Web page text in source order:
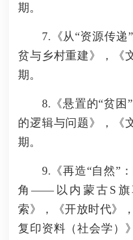
期。
7.《从“资源传递”
贫与乡村重建》，《
期。
8.《悬置的“贫困”
的逻辑与问题》，《
期。
9.《再造“自然”：
角——以内蒙古S旗
索》，《开放时代》
复印资料（社会学）